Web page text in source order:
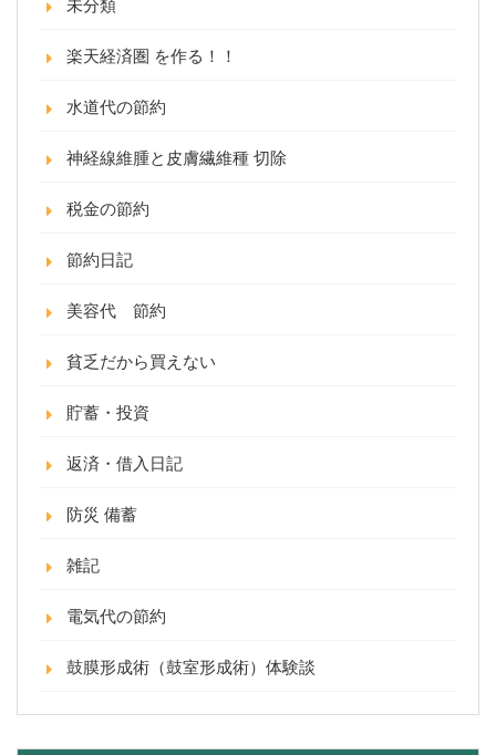
未分類
楽天経済圏 を作る！！
水道代の節約
神経線維腫と皮膚繊維種 切除
税金の節約
節約日記
美容代 節約
貧乏だから買えない
貯蓄・投資
返済・借入日記
防災 備蓄
雑記
電気代の節約
鼓膜形成術（鼓室形成術）体験談